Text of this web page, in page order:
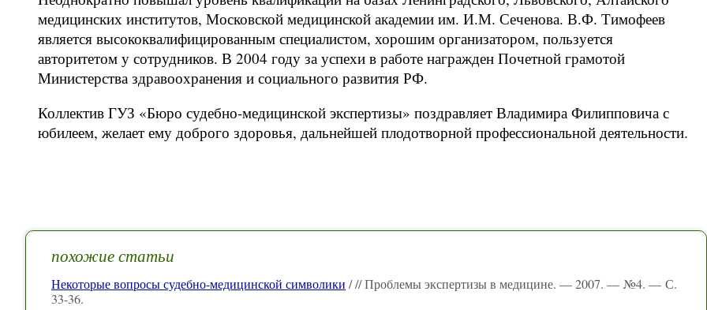
медицинских институтов, Московской медицинской академии им. И.М. Сеченова. В.Ф. Тимофеев
является высококвалифицированным специалистом, хорошим организатором, пользуется
авторитетом у сотрудников. В 2004 году за успехи в работе награжден Почетной грамотой
Министерства здравоохранения и социального развития РФ.
Коллектив ГУЗ «Бюро судебно-медицинской экспертизы» поздравляет Владимира Филипповича с
юбилеем, желает ему доброго здоровья, дальнейшей плодотворной профессиональной деятельности.
похожие статьи
Некоторые вопросы судебно-медицинской символики / // Проблемы экспертизы в медицине. — 2007. — №4. — С.
33-36.